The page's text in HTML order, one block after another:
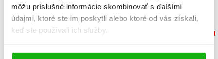
môžu príslušné informácie skombinovať s ďalšími
údajmi, ktoré ste im poskytli alebo ktoré od vás získali,
keď ste používali ich služby.